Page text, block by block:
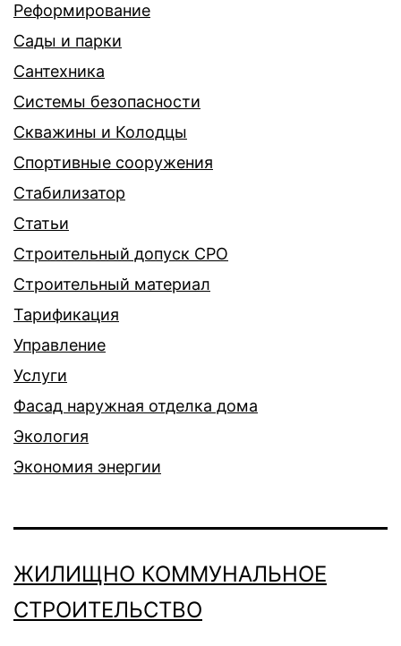
Реформирование
Сады и парки
Сантехника
Системы безопасности
Скважины и Колодцы
Спортивные сооружения
Стабилизатор
Статьи
Строительный допуск СРО
Строительный материал
Тарификация
Управление
Услуги
Фасад наружная отделка дома
Экология
Экономия энергии
ЖИЛИЩНО КОММУНАЛЬНОЕ
СТРОИТЕЛЬСТВО